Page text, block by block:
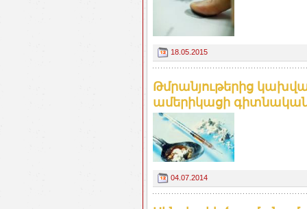
18.05.2015
Թմրանյութերից
ամերիկացի
04.07.2014